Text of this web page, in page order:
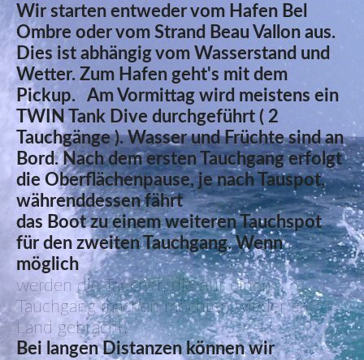
Wir starten entweder vom Hafen Bel
Ombre oder vom Strand Beau Vallon aus.
Dies ist abhängig vom Wasserstand und
Wetter. Zum Hafen geht's mit dem
Pickup. Am Vormittag wird meistens ein
TWIN Tank Dive durchgeführt ( 2
Tauchgänge ). Wasser und Früchte sind an
Bord. Nach dem ersten Tauchgang erfolgt
die Oberflächenpause, je nach Tauspot,
währenddessen fährt
das Boot zu einem weiteren Tauchspot
für den zweiten Tauchgang. Wenn
möglich
werden die Taucher, die nur einen
Tauchgang machen möchten wieder an
Land gebracht.
Bei langenDistanzen können wir